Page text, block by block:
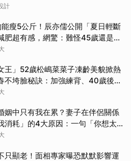
計
瘦5公斤！辰亦儒公開「夏日輕斷
肥超有感，網驚：難怪45歲還是男
王」52歲松嶋菜菜子凍齡美貌掀熱
不垮臉秘訣：加強練背、40歲後飲
姻中只有我在累？妻子在伴侶關係
消耗」的4大原因：一句「你想太
奈
只顯老！面相專家曝恐默默影響運